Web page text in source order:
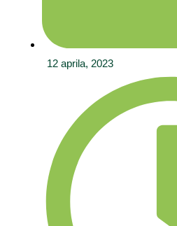
12 aprila, 2023